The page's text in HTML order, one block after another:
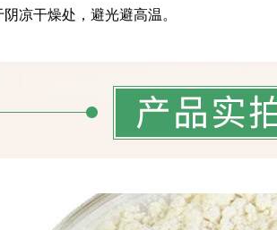
阴凉干燥处，避光避高温。